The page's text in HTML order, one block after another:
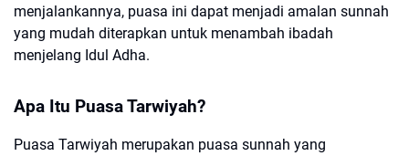
menjalankannya, puasa ini dapat menjadi amalan sunnah
yang mudah diterapkan untuk menambah ibadah
menjelang Idul Adha.
Apa Itu Puasa Tarwiyah?
Puasa Tarwiyah merupakan puasa sunnah yang